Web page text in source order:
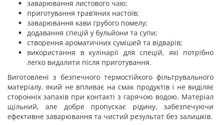
заварювання листового чаю;
приготування трав’яних настоїв;
заварювання кави грубого помелу;
додавання спецій у бульйони та супи;
створення ароматичних сумішей та відварів;
використання в кулінарії для спецій, які потрібно
легко видалити після приготування.
Виготовлені з безпечного термостійкого фільтрувального
матеріалу, який не впливає на смак продуктів і не виділяє
сторонніх запахів при контакті з гарячою водою. Матеріал
щільний, але добре пропускає рідину, забезпечуючи
ефективне заварювання та чистий результат без залишків.